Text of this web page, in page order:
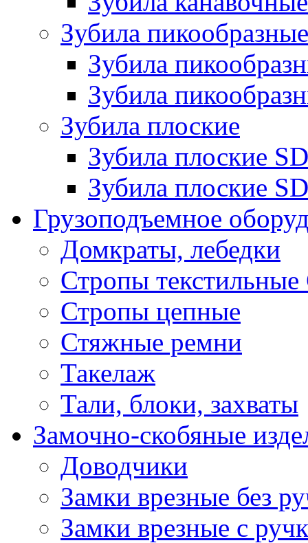
Зубила пикообразные
Зубила
Зубила
Зубила плоские
Зубила плоские
Зубила плоские
Грузоподъемное
Домкраты, лебедки
Стропы
Стропы цепные
Стяжные ремни
Такелаж
Тали, блоки, захваты
Замочно-скобяные
Доводчики
Замки врезные без
Замки врезные с